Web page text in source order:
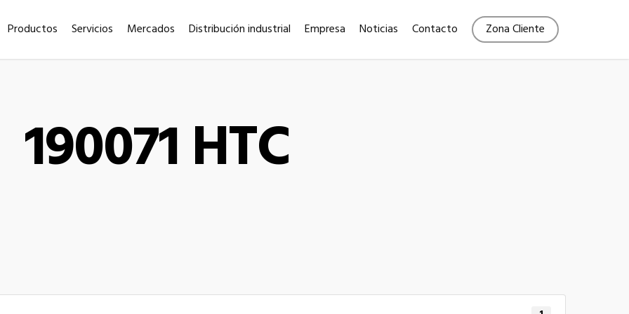
Productos Servicios Mercados Distribución industrial Empresa Noticias Contacto Zona Cliente
190071 HTC